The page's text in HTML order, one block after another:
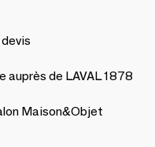
auprès de LAVAL 1878
Maison&Objet